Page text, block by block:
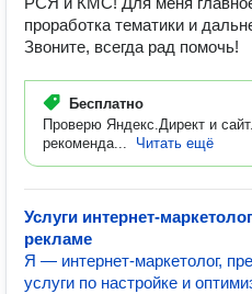
проработка тематики и
Звоните, всегда рад помочь!
Бесплатно
Проверю Яндекс.Директ и
рекоменда...
Читать ещё
Услуги интернет-
рекламе
Я — интернет-маркетолог,
услуги по настройке и